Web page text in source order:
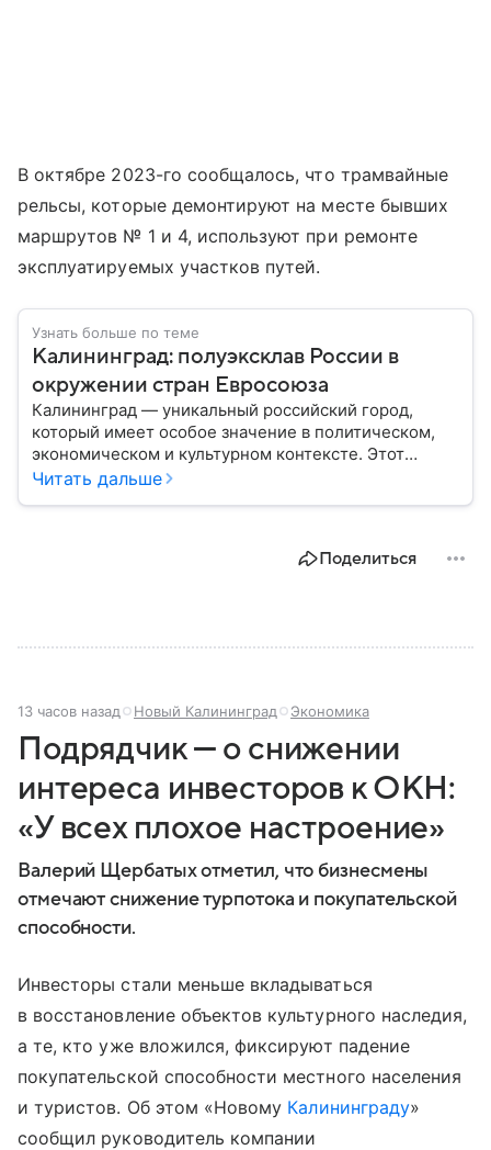
В октябре 2023-го сообщалось, что трамвайные
рельсы, которые демонтируют на месте бывших
маршрутов № 1 и 4, используют при ремонте
эксплуатируемых участков путей.
Узнать больше по теме
Калининград: полуэксклав России в
окружении стран Евросоюза
Калининград — уникальный российский город,
который имеет особое значение в политическом,
экономическом и культурном контексте. Этот
город, расположенный в самом сердце Европы,
Читать дальше
Поделиться
13 часов назад Новый Калининград Экономика
Подрядчик — о снижении
интереса инвесторов к ОКН:
«У всех плохое настроение»
Валерий Щербатых отметил, что бизнесмены
отмечают снижение турпотока и покупательской
способности.
Инвесторы стали меньше вкладываться
в восстановление объектов культурного наследия,
а те, кто уже вложился, фиксируют падение
покупательской способности местного населения
и туристов. Об этом «Новому Калининграду»
сообщил руководитель компании